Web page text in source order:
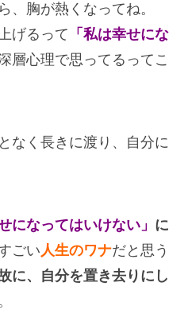
、胸が熱くなってね。
げるって 「私は幸せにな
層心理で思ってるってこ
なく長きに渡り、自分に
になってはいけない」 に
ごい人生のワナだと思う
に、自分を置き去りにし